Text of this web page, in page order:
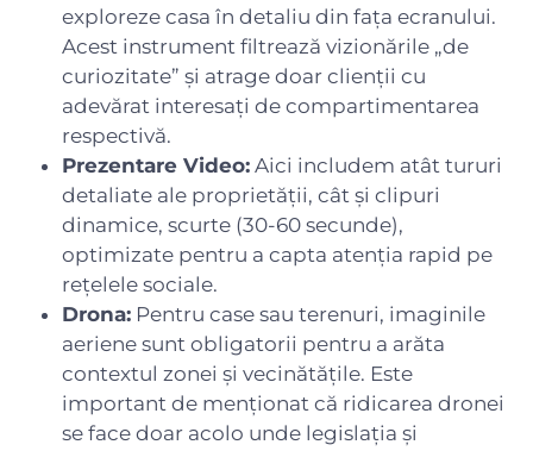
exploreze casa în detaliu din fața ecranului.
Acest instrument filtrează vizionările „de
curiozitate” și atrage doar clienții cu
adevărat interesați de compartimentarea
respectivă.
Prezentare Video: Aici includem atât tururi
detaliate ale proprietății, cât și clipuri
dinamice, scurte (30-60 secunde),
optimizate pentru a capta atenția rapid pe
rețelele sociale.
Drona: Pentru case sau terenuri, imaginile
aeriene sunt obligatorii pentru a arăta
contextul zonei și vecinătățile. Este
important de menționat că ridicarea dronei
se face doar acolo unde legislația și